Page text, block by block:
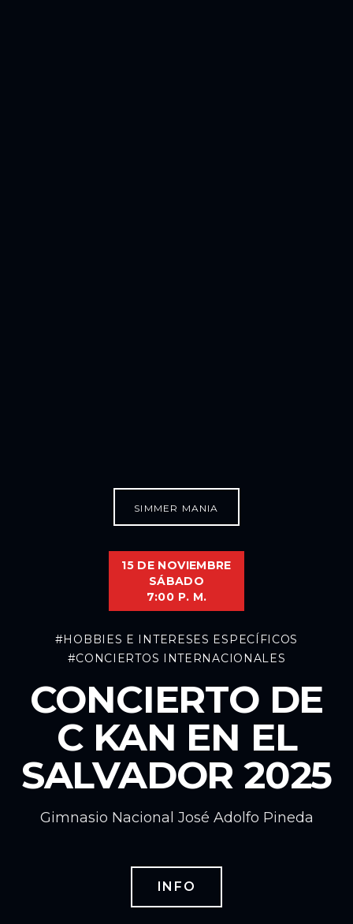
SIMMER MANIA
15 DE NOVIEMBRE
SÁBADO
7:00 P. M.
#HOBBIES E INTERESES ESPECÍFICOS
#CONCIERTOS INTERNACIONALES
CONCIERTO DE
C KAN EN EL
SALVADOR 2025
Gimnasio Nacional José Adolfo Pineda
INFO